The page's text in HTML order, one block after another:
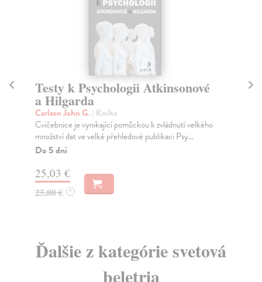
Testy k Psychologii Atkinsonové
a Hilgarda
Carlson John G. | Kniha
Cvičebnice je vynikající pomůckou k zvládnutí velkého
množství dat ve velké přehledové publikaci Psy...
Do 5 dní
25,03 €
25,80 € ?
Ďalšie z kategórie svetová
beletria